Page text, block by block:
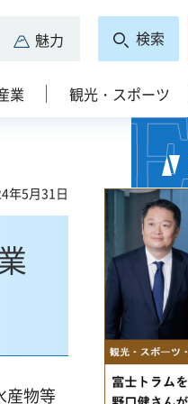
魅力 検索
業 観光・スポーツ
年5月31日
産物等